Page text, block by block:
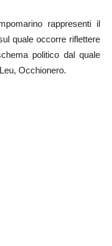
rappresenti il
quale occorre riflettere
politico dal quale
Occhionero.